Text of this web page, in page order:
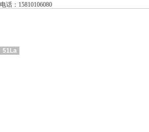
电话：15810106080
51La